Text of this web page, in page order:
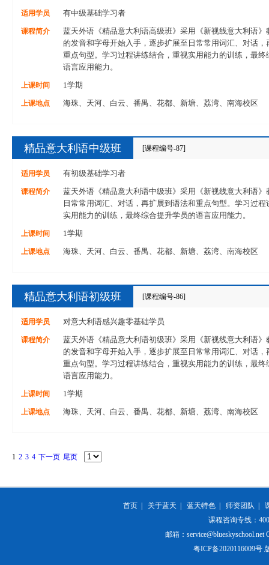
适用学员 有中级基础学习者
课程简介
蓝天外语《精品意大利语高级班》采用《新视线意大利语》
的发音和字母开始入手，逐步扩展至日常常用词汇、对话，
重点句型。学习过程讲练结合，重视实用能力的训练，最终
语言应用能力。
上课时间 1学期
上课地点 海珠、天河、白云、番禺、花都、新塘、荔湾、南海校区
精品意大利语中级班 [课程编号-87]
适用学员 有初级基础学习者
课程简介
蓝天外语《精品意大利语中级班》采用《新视线意大利语》
日常常用词汇、对话，再扩展到语法和重点句型。学习过程
实用能力的训练，最终综合提升学员的语言应用能力。
上课时间 1学期
上课地点 海珠、天河、白云、番禺、花都、新塘、荔湾、南海校区
精品意大利语初级班 [课程编号-86]
适用学员 对意大利语感兴趣零基础学员
课程简介
蓝天外语《精品意大利语初级班》采用《新视线意大利语》
的发音和字母开始入手，逐步扩展至日常常用词汇、对话，
重点句型。学习过程讲练结合，重视实用能力的训练，最终
语言应用能力。
上课时间 1学期
上课地点 海珠、天河、白云、番禺、花都、新塘、荔湾、南海校区
1 2 3 4 下一页 尾页
首页 关于蓝天 蓝天特色 师资团队
课程咨询专线：
邮箱：service@blueskyschool.net
粤ICP备2020116009号